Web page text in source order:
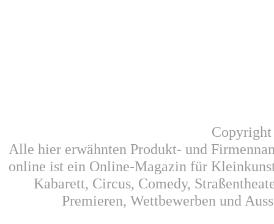
Alle hier erwähnten Produkt- und
online ist ein Online-Magazin für
Kabarett, Circus, Comedy,
Premieren, Wettbewerben und